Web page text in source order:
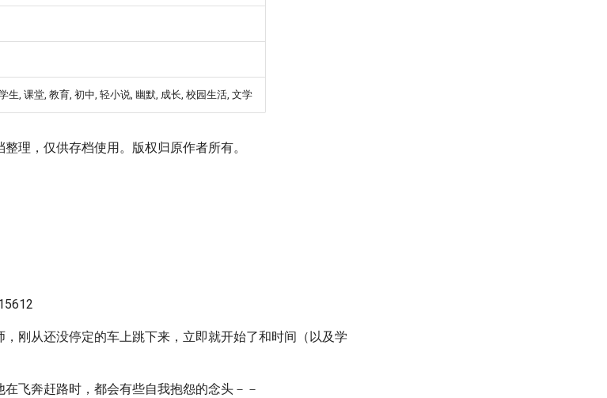
生, 课堂, 教育, 初中, 轻小说, 幽默, 成长, 校园生活, 文学
理，仅供存档使用。版权归原作者所有。
刚从还没停定的车上跳下来，立即就开始了和时间（以及学
飞奔赶路时，都会有些自我抱怨的念头－－